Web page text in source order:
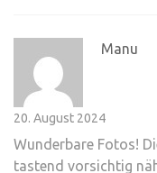
Manu
20. August 2024
Wunderbare Fotos!
tastend vorsichtig